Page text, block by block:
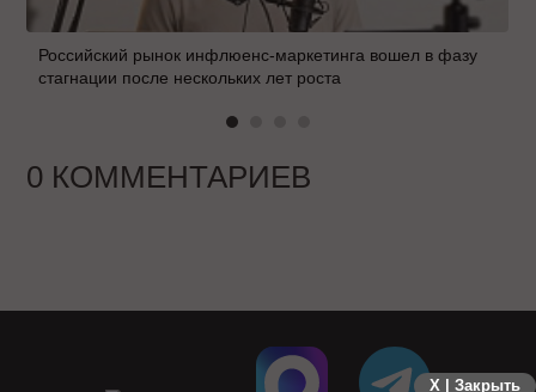
Российский рынок инфлюенс-маркетинга вошел в фазу
стагнации после нескольких лет роста
0 КОММЕНТАРИЕВ
X | Закрыть